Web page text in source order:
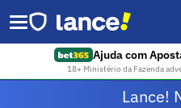
Ajuda com
18+ Ministério da Fazenda
Lance!